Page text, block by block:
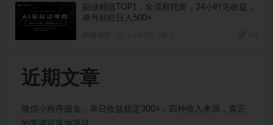
副业精选TOP1，全流程托管，24小时见收益，
单号轻松日入500+
近期文章
微信小程序掘金，单日收益稳定300+，四种收入来源，真正